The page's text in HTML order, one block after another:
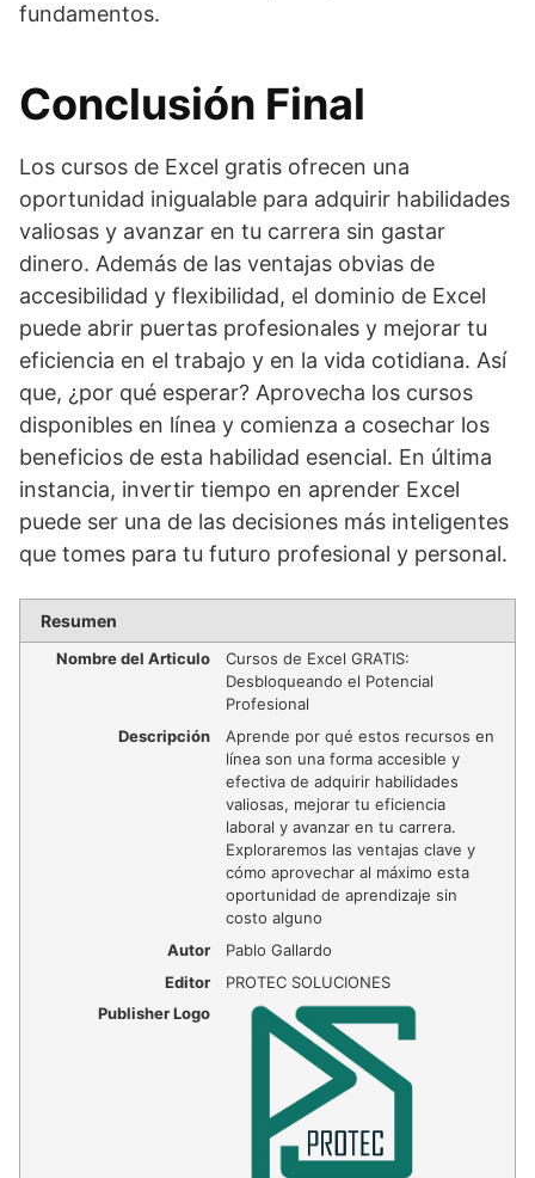
fundamentos.
Conclusión Final
Los cursos de Excel gratis ofrecen una
oportunidad inigualable para adquirir habilidades
valiosas y avanzar en tu carrera sin gastar
dinero. Además de las ventajas obvias de
accesibilidad y flexibilidad, el dominio de Excel
puede abrir puertas profesionales y mejorar tu
eficiencia en el trabajo y en la vida cotidiana. Así
que, ¿por qué esperar? Aprovecha los cursos
disponibles en línea y comienza a cosechar los
beneficios de esta habilidad esencial. En última
instancia, invertir tiempo en aprender Excel
puede ser una de las decisiones más inteligentes
que tomes para tu futuro profesional y personal.
Resumen
Nombre del Articulo
Cursos de Excel GRATIS:
Desbloqueando el Potencial
Profesional
Descripción
Aprende por qué estos recursos en
línea son una forma accesible y
efectiva de adquirir habilidades
valiosas, mejorar tu eficiencia
laboral y avanzar en tu carrera.
Exploraremos las ventajas clave y
cómo aprovechar al máximo esta
oportunidad de aprendizaje sin
costo alguno
Autor
Pablo Gallardo
Editor
PROTEC SOLUCIONES
Publisher Logo